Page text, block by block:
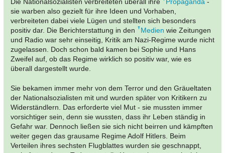
Die Nationalsozialisten verbreiteten überall ihre Propaganda -
sie warben also gezielt für ihre Ideen und Vorhaben,
verbreiteten dabei viele Lügen und stellten sich besonders
positiv dar. Die Berichterstattung in den
Medien wie Zeitungen
und Radio war sehr einseitig, Kritik am Nazi-Regime wurde nicht
zugelassen. Doch schon bald kamen bei Sophie und Hans
Zweifel auf, ob das Regime wirklich so positiv war, wie es
überall dargestellt wurde.
Sie bekamen immer mehr von dem Terror und den Gräueltaten
der Nationalsozialisten mit und wurden später von Kritikern zu
Widerständlern. Das erforderte viel Mut - sie mussten immer
vorsichtiger sein, denn sie wussten, dass ihr Leben ständig in
Gefahr war. Dennoch ließen sie sich nicht beirren und kämpften
weiter gegen das grausame Regime Adolf Hitlers. Beim
Verteilen ihres sechsten Flugblattes wurden sie geschnappt,